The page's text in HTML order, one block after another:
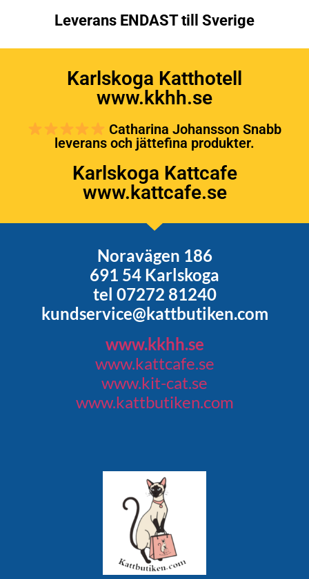
Leverans ENDAST till Sverige
Karlskoga Katthotell
www.kkhh.se
Catharina Johansson Snabb
leverans och jättefina produkter.
Karlskoga Kattcafe
www.kattcafe.se
Noravägen 186
691 54 Karlskoga
tel 07272 81240
kundservice@kattbutiken.com
www.kkhh.se
www.kattcafe.se
www.kit-cat.se
www.kattbutiken.com